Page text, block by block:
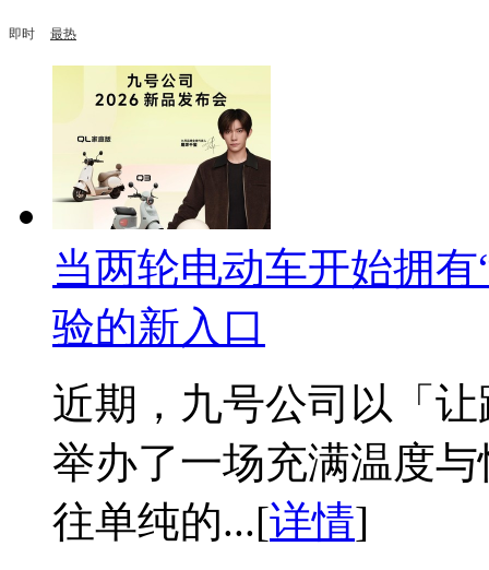
即时 最热
当两轮电动车开始拥
验的新入口
近期，九号公司以「
举办了一场充满温度
往单纯的...[详情]